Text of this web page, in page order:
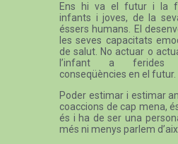
Ens hi va el futur i la
infants i joves, de la
éssers humans. El
les seves capacitats
de salut. No actuar o
l’infant a ferides
conseqüències en el futur.
Poder estimar i estimar
coaccions de cap mena,
és i ha de ser una
més ni menys parlem